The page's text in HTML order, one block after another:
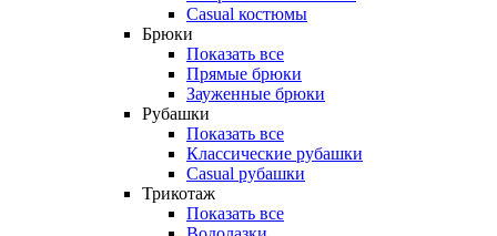
Casual костюмы
Брюки
Показать все
Прямые брюки
Зауженные брюки
Рубашки
Показать все
Классические рубашки
Casual рубашки
Трикотаж
Показать все